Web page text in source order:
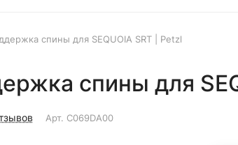
спины для SEQUOIA SRT | Petzl
спины для
Арт. C069DA00